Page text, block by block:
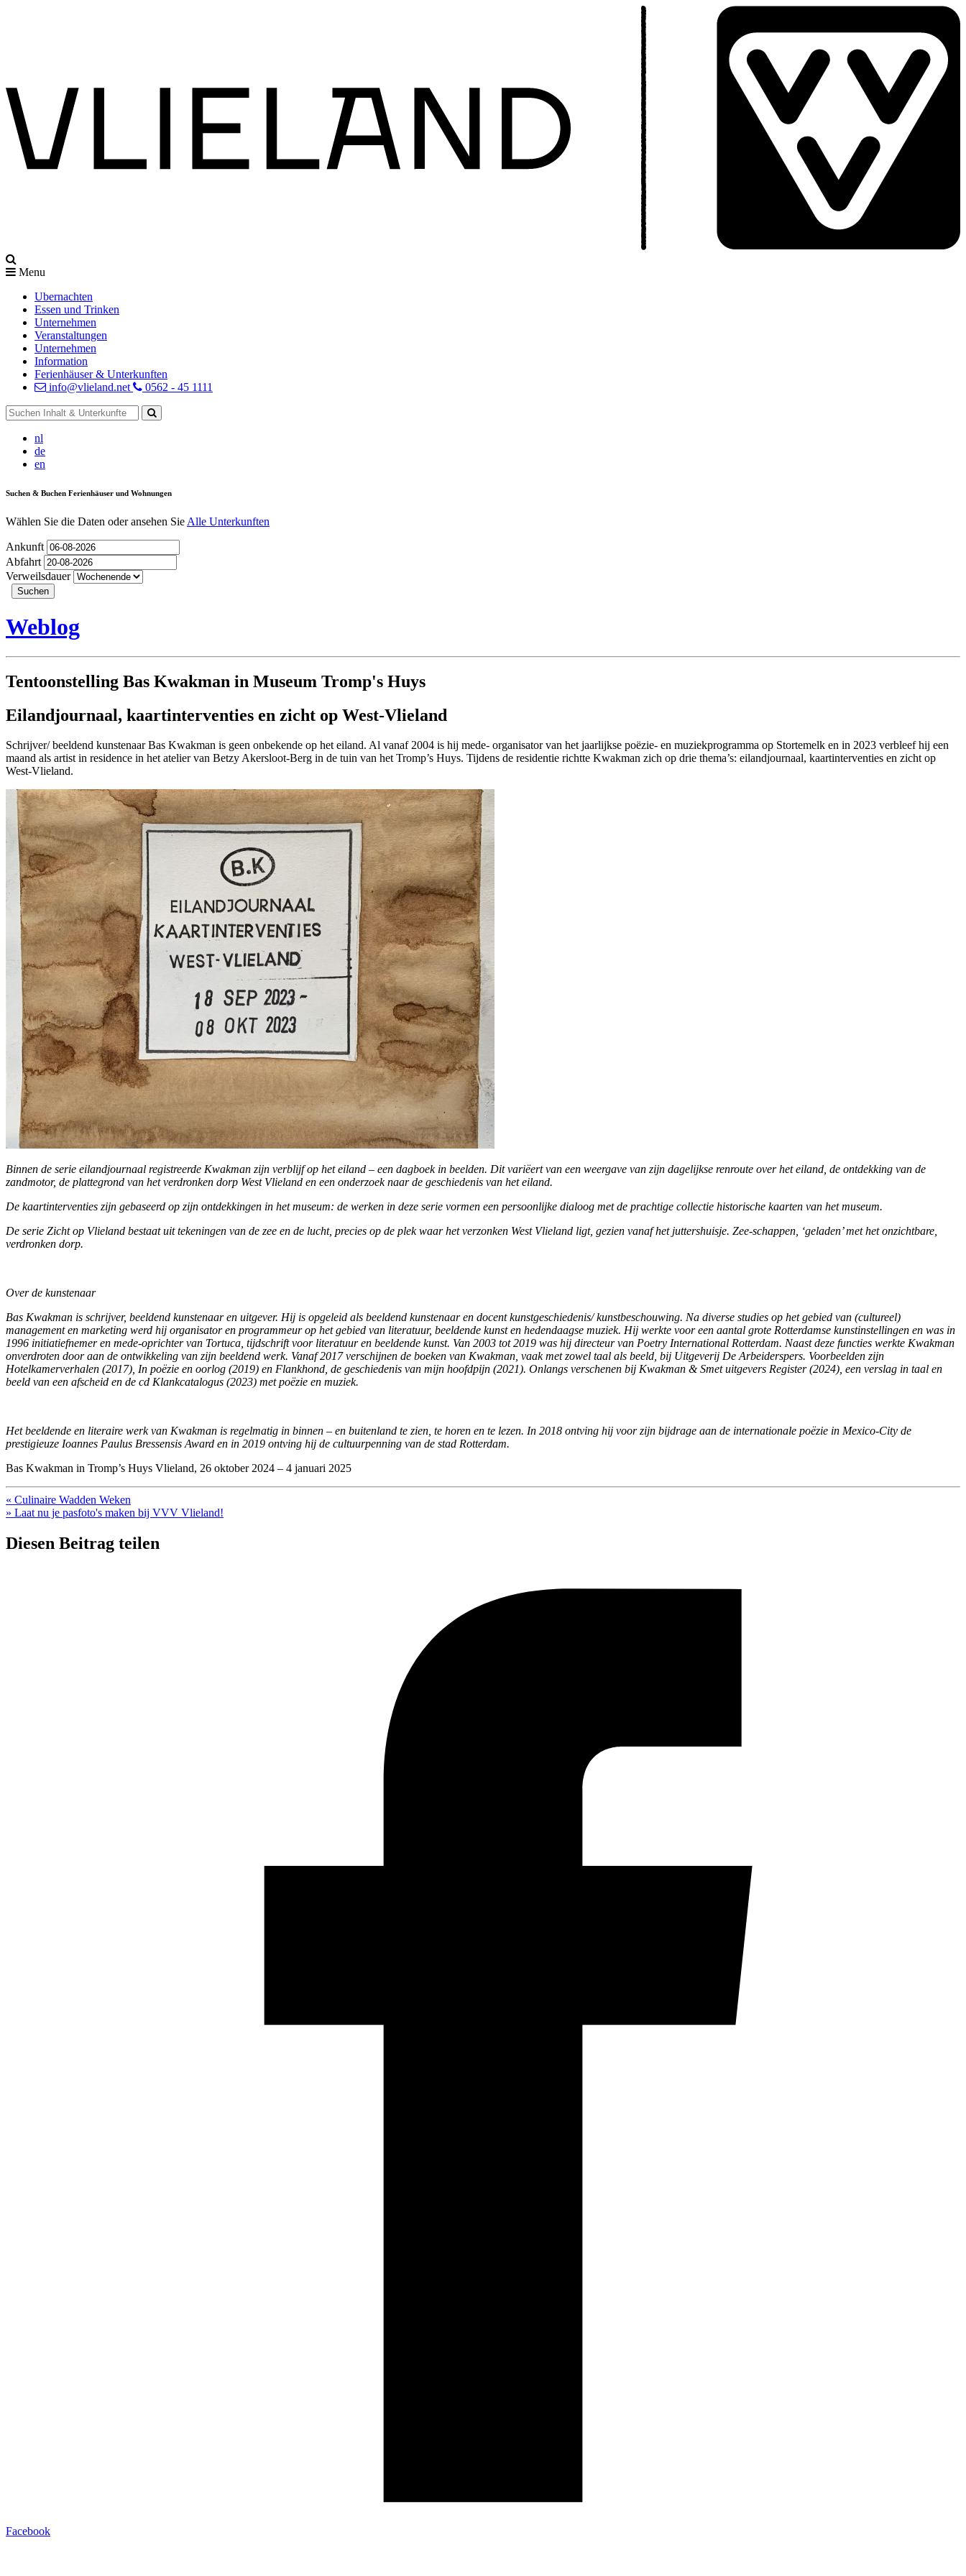
Menu
Ubernachten
Essen und Trinken
Unternehmen
Veranstaltungen
Unternehmen
Information
Ferienhäuser & Unterkunften
info@vlieland.net
0562 - 45 1111
nl
de
en
Suchen & Buchen Ferienhäuser und Wohnungen
Wählen Sie die Daten oder ansehen Sie Alle Unterkunften
Ankunft
Abfahrt
Verweilsdauer
Weblog
Tentoonstelling Bas Kwakman in Museum Tromp's Huys
Eilandjournaal, kaartinterventies en zicht op West-Vlieland
Schrijver/ beeldend kunstenaar Bas Kwakman is geen onbekende op het eiland. Al vanaf 2004 is hij mede- organisator van het jaarlijkse poëzie- en muziekprogramma op Stortemelk en in 2023 verbleef hij een
maand als artist in residence in het atelier van Betzy Akersloot-Berg in de tuin van het Tromp’s Huys. Tijdens de residentie richtte Kwakman zich op drie thema’s: eilandjournaal, kaartinterventies en zicht op
West-Vlieland.
Binnen de serie eilandjournaal registreerde Kwakman zijn verblijf op het eiland – een dagboek in beelden. Dit variëert van een weergave van zijn dagelijkse renroute over het eiland, de ontdekking van de
zandmotor, de plattegrond van het verdronken dorp West Vlieland en een onderzoek naar de geschiedenis van het eiland.
De kaartinterventies zijn gebaseerd op zijn ontdekkingen in het museum: de werken in deze serie vormen een persoonlijke dialoog met de prachtige collectie historische kaarten van het museum.
De serie Zicht op Vlieland bestaat uit tekeningen van de zee en de lucht, precies op de plek waar het verzonken West Vlieland ligt, gezien vanaf het juttershuisje. Zee-schappen, ‘geladen’ met het onzichtbare,
verdronken dorp.
Over de kunstenaar
Bas Kwakman is schrijver, beeldend kunstenaar en uitgever. Hij is opgeleid als beeldend kunstenaar en docent kunstgeschiedenis/ kunstbeschouwing. Na diverse studies op het gebied van (cultureel)
management en marketing werd hij organisator en programmeur op het gebied van literatuur, beeldende kunst en hedendaagse muziek. Hij werkte voor een aantal grote Rotterdamse kunstinstellingen en was in
1996 initiatiefnemer en mede-oprichter van Tortuca, tijdschrift voor literatuur en beeldende kunst. Van 2003 tot 2019 was hij directeur van Poetry International Rotterdam. Naast deze functies werkte Kwakman
onverdroten door aan de ontwikkeling van zijn beeldend werk. Vanaf 2017 verschijnen de boeken van Kwakman, vaak met zowel taal als beeld, bij Uitgeverij De Arbeiderspers. Voorbeelden zijn
Hotelkamerverhalen (2017), In poëzie en oorlog (2019) en Flankhond, de geschiedenis van mijn hoofdpijn (2021). Onlangs verschenen bij Kwakman & Smet uitgevers Register (2024), een verslag in taal en
beeld van een afscheid en de cd Klankcatalogus (2023) met poëzie en muziek.
Het beeldende en literaire werk van Kwakman is regelmatig in binnen – en buitenland te zien, te horen en te lezen. In 2018 ontving hij voor zijn bijdrage aan de internationale poëzie in Mexico-City de
prestigieuze Ioannes Paulus Bressensis Award en in 2019 ontving hij de cultuurpenning van de stad Rotterdam.
Bas Kwakman in Tromp’s Huys Vlieland, 26 oktober 2024 – 4 januari 2025
« Culinaire Wadden Weken
» Laat nu je pasfoto's maken bij VVV Vlieland!
Diesen Beitrag teilen
Facebook